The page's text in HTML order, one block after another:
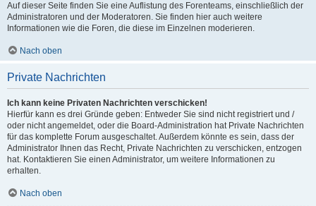
Auf dieser Seite finden Sie eine Auflistung des Forenteams, einschließlich der
Administratoren und der Moderatoren. Sie finden hier auch weitere
Informationen wie die Foren, die diese im Einzelnen moderieren.
Nach oben
Private Nachrichten
Ich kann keine Privaten Nachrichten verschicken!
Hierfür kann es drei Gründe geben: Entweder Sie sind nicht registriert und /
oder nicht angemeldet, oder die Board-Administration hat Private Nachrichten
für das komplette Forum ausgeschaltet. Außerdem könnte es sein, dass der
Administrator Ihnen das Recht, Private Nachrichten zu verschicken, entzogen
hat. Kontaktieren Sie einen Administrator, um weitere Informationen zu
erhalten.
Nach oben